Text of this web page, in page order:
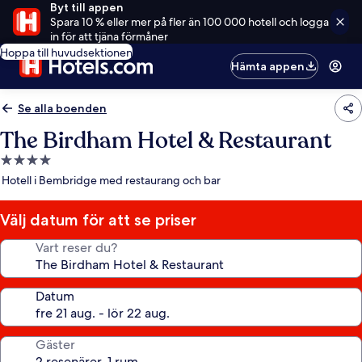
Byt till appen
Spara 10 % eller mer på fler än 100 000 hotell och logga
in för att tjäna förmåner
Hoppa till huvudsektionen
Hämta appen
Se alla boenden
The Birdham Hotel & Restaurant
4.0-
stjärnigt
Hotell i Bembridge med restaurang och bar
Välj datum för att se priser
Vart reser du?
Datum
Gäster